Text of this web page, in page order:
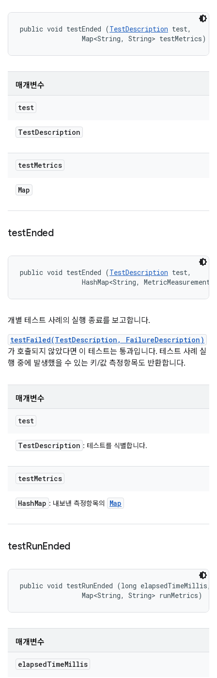
public void testEnded (TestDescription test,
                Map<String, String> testMetrics)
매개변수
test
TestDescription
testMetrics
Map
testEnded
public void testEnded (TestDescription test,
HashMap<String,
개별 테스트 사례의 실행 종료를 보고합니다.
testFailed(TestDescription, FailureDescription)
가 호출되지 않았다면 이 테스트는 통과입니다. 테스트 사례 실
행 중에 발생했을 수 있는 키/값 측정항목도 반환합니다.
매개변수
test
TestDescription : 테스트를 식별합니다.
testMetrics
HashMap : 내보낸 측정항목의 Map
testRunEnded
public void testRunEnded (long elapsedTimeMillis,
                Map<String, String> runMetrics)
매개변수
elapsedTimeMillis